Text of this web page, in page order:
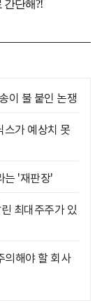
이 불 붙인 논쟁
가 예상치 못
는 '재판장'
최대주주가 있
의해야 할 회사